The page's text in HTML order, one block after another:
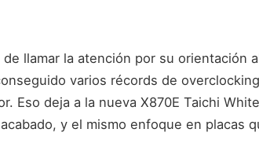
llamar la atención por su orientación
varios récords de
Eso deja a la nueva X870E Taichi
y el mismo enfoque en placas